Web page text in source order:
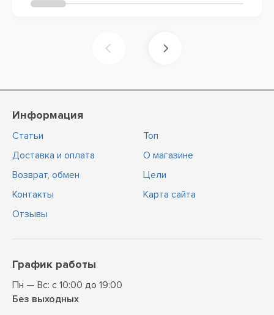
Информация
Статьи
Доставка и оплата
Возврат, обмен
Контакты
Отзывы
Топ
О магазине
Цели
Карта сайта
График работы
Пн — Вс: с 10:00 до 19:00
Без выходных